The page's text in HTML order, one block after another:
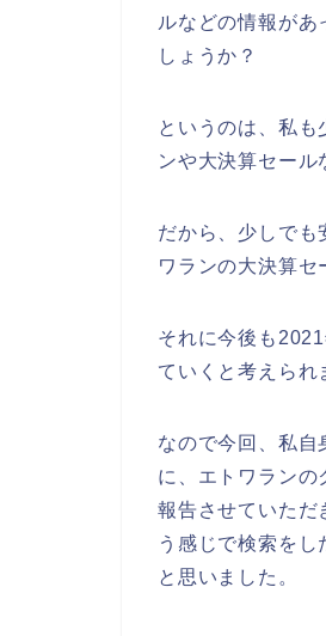
ルなどの情報が
しょうか？
というのは、私
ンや大決算セール
だから、少しでも
ワランの大決算セ
それに今後も
ていくと考えられ
なので今回、私自
に、エトワランの
報告させていただ
う感じで検索をし
と思いました。